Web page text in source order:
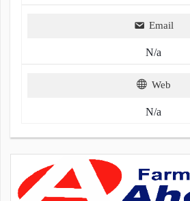
Email
N/a
Web
N/a